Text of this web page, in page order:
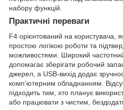
набору функцій.
Практичні переваги
F4 орієнтований на користувача,
простою логікою роботи та
можливостями. Широкий
допомагає зберігати робочий
джерел, а USB-вихід додає
комп’ютерним обладнанням.
підходить тим, хто планує
або працювати з чистим,